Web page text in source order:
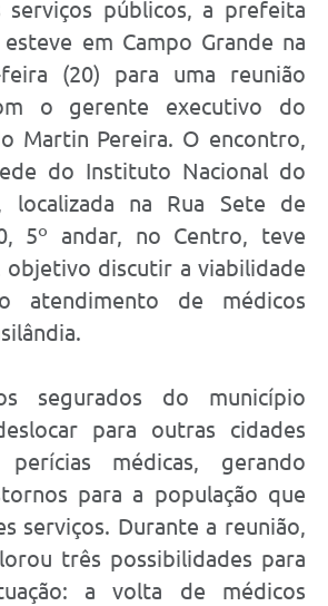
serviços públicos, a prefeita
em Campo Grande na
(20) para uma reunião
o gerente executivo do
Martin Pereira. O encontro,
do Instituto Nacional do
localizada na Rua Sete de
5º andar, no Centro, teve
objetivo discutir a viabilidade
atendimento de médicos
segurados do município
para outras cidades
médicas, gerando
para a população que
serviços. Durante a reunião,
três possibilidades para
a volta de médicos